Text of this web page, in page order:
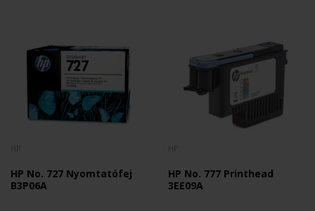
HP No. 727 Nyomtatófej
B3P06A
HP No. 777 Printhead
3EE09A